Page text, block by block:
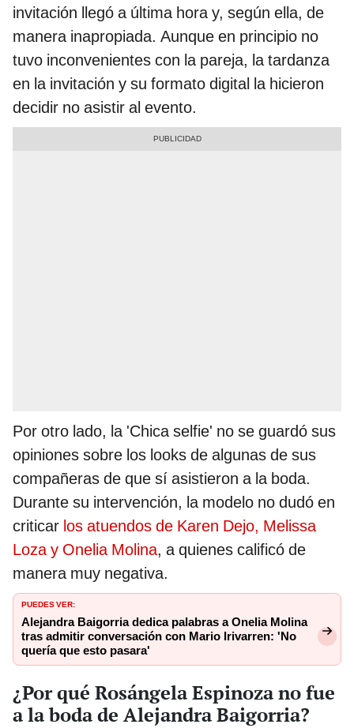
invitación llegó a última hora y, según ella, de
manera inapropiada. Aunque en principio no
tuvo inconvenientes con la pareja, la tardanza
en la invitación y su formato digital la hicieron
decidir no asistir al evento.
Por otro lado, la 'Chica selfie' no se guardó sus
opiniones sobre los looks de algunas de sus
compañeras de que sí asistieron a la boda.
Durante su intervención, la modelo no dudó en
criticar los atuendos de Karen Dejo, Melissa
Loza y Onelia Molina, a quienes calificó de
manera muy negativa.
PUEDES VER:
Alejandra Baigorria dedica palabras a Onelia Molina
tras admitir conversación con Mario Irivarren: 'No
quería que esto pasara'
¿Por qué Rosángela Espinoza no fue
a la boda de Alejandra Baigorria?